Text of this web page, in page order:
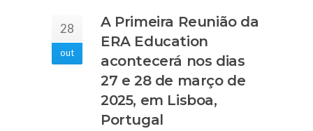
28
out
A Primeira Reunião da
ERA Education
acontecerá nos dias
27 e 28 de março de
2025, em Lisboa,
Portugal